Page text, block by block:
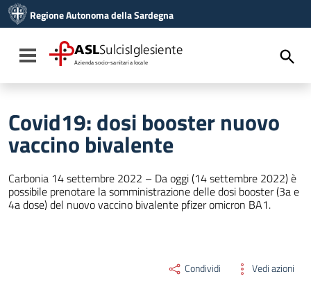
Vai al menu di navigazione
Vai al footer
Regione Autonoma della Sardegna
Toggle navigation
ASLSulcisIglesiente
Azienda socio-sanitaria locale
Covid19: dosi booster nuovo
vaccino bivalente
Carbonia 14 settembre 2022 – Da oggi (14 settembre 2022) è
possibile prenotare la somministrazione delle dosi booster (3a e
4a dose) del nuovo vaccino bivalente pfizer omicron BA1.
Condividi Vedi azioni